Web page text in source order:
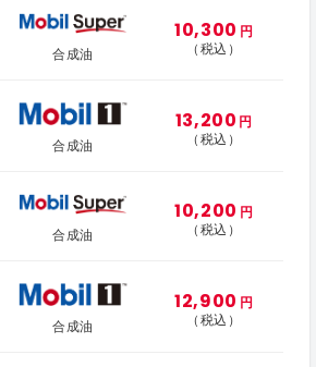
合成油
10,300 円
（税込）
合成油
13,200 円
（税込）
合成油
10,200 円
（税込）
合成油
12,900 円
（税込）